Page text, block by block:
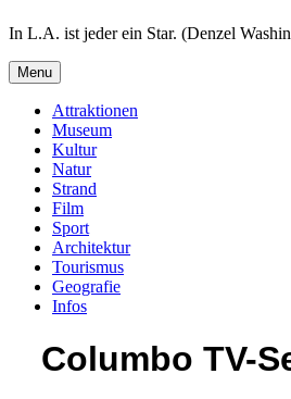
In L.A. ist jeder ein Star. (Denzel
Menu
Attraktionen
Museum
Kultur
Natur
Strand
Film
Sport
Architektur
Tourismus
Geografie
Infos
Columbo TV-